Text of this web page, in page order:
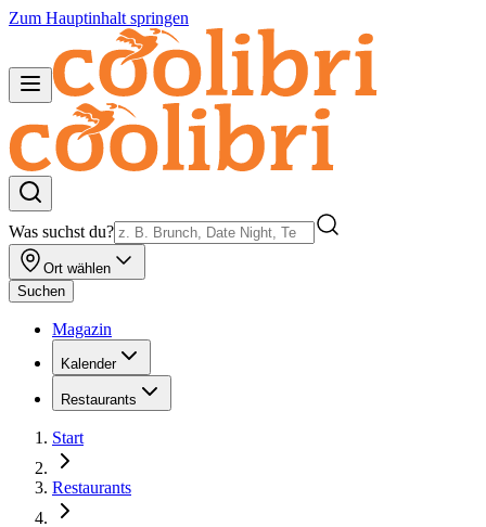
Zum Hauptinhalt springen
Was suchst du?
Ort wählen
Suchen
Magazin
Kalender
Restaurants
Start
Restaurants